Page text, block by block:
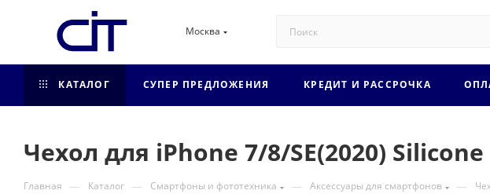
Москва
КАТАЛОГ СУПЕР ПРЕДЛОЖЕНИЯ КРЕДИТ И РАССРОЧКА
Чехол для iPhone 7/8/SE(2020)
Главная — Каталог — Смартфоны и фототехника — Аксессуары для смартфонов —